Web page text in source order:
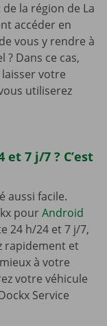
la région de La
accéder en
vous y rendre à
Dans ce cas,
votre
utiliserez
7 j/7 ? C’est
aussi facile.
pourAndroid
24 h/24 et 7 j/7,
rapidement et
à votre
votre véhicule
Service